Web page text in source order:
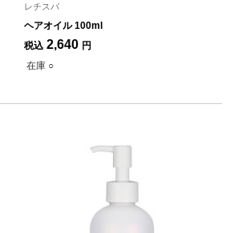
レチスパ
ヘアオイル 100ml
税込 2,640 円
在庫 ○